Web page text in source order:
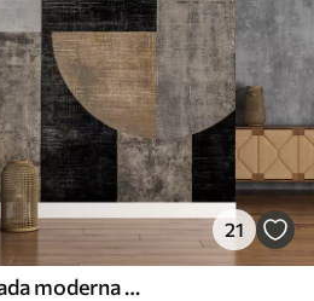
21
Abstracción texturizada moderna en colores negro y naranja